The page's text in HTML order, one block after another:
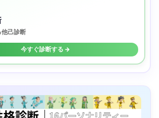
他己診断
今すぐ診断する →